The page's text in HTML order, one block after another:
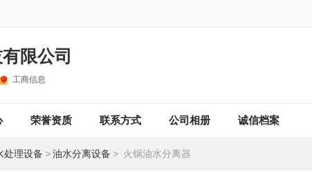
限公司
工商信息
荣誉资质 联系方式 公司相册 诚信档案
处理设备 >油水分离设备 > 火锅油水分离器